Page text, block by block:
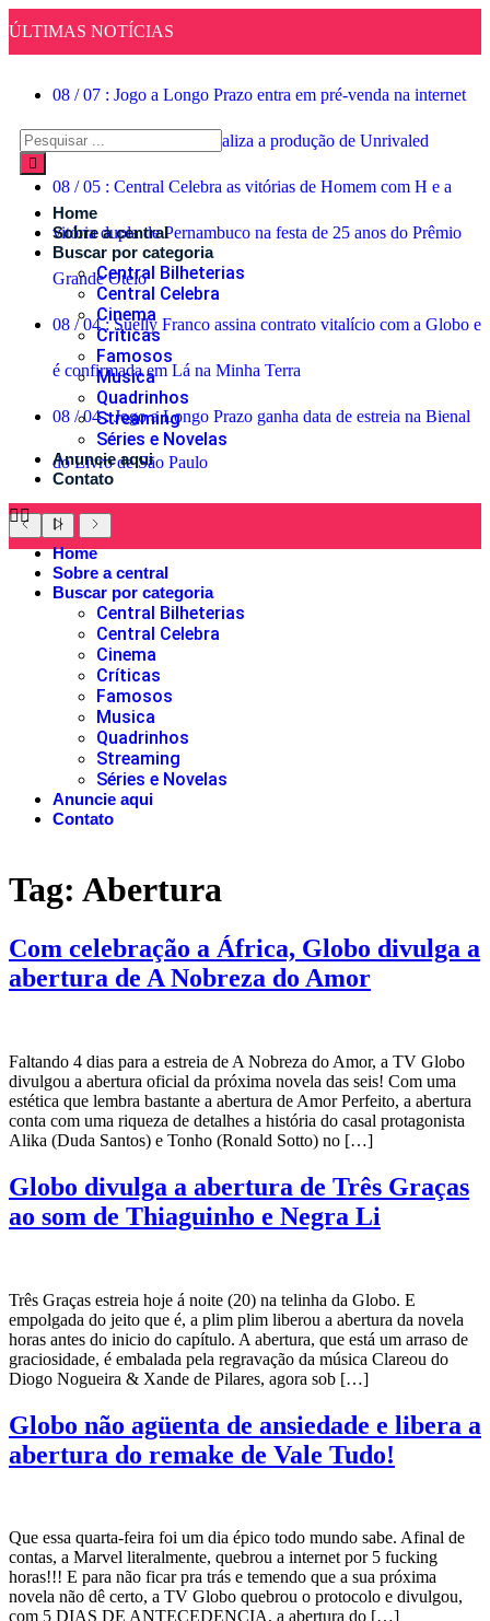
ÚLTIMAS NOTÍCIAS
08 / 07 : Jogo a Longo Prazo entra em pré-venda na internet
08 / 06 Rachel Reid finaliza a produção de Unrivaled
08 / 05 : Central Celebra as vitórias de Homem com H e a
vitória dupla de Pernambuco na festa de 25 anos do Prêmio
Grande Otelo
08 / 04 : Suelly Franco assina contrato vitalício com a Globo e
é confirmada em Lá na Minha Terra
08 / 04 : Jogo a Longo Prazo ganha data de estreia na Bienal
do Livro de São Paulo
Home
Sobre a central
Buscar por categoria
Central Bilheterias
Central Celebra
Cinema
Críticas
Famosos
Musica
Quadrinhos
Streaming
Séries e Novelas
Anuncie aqui
Contato
Home
Sobre a central
Buscar por categoria
Central Bilheterias
Central Celebra
Cinema
Críticas
Famosos
Musica
Quadrinhos
Streaming
Séries e Novelas
Anuncie aqui
Contato
Tag: Abertura
Com celebração a África, Globo divulga a
abertura de A Nobreza do Amor
Faltando 4 dias para a estreia de A Nobreza do Amor, a TV Globo
divulgou a abertura oficial da próxima novela das seis! Com uma
estética que lembra bastante a abertura de Amor Perfeito, a abertura
conta com uma riqueza de detalhes a história do casal protagonista
Alika (Duda Santos) e Tonho (Ronald Sotto) no […]
Globo divulga a abertura de Três Graças
ao som de Thiaguinho e Negra Li
Três Graças estreia hoje á noite (20) na telinha da Globo. E
empolgada do jeito que é, a plim plim liberou a abertura da novela
horas antes do inicio do capítulo. A abertura, que está um arraso de
graciosidade, é embalada pela regravação da música Clareou do
Diogo Nogueira & Xande de Pilares, agora sob […]
Globo não agüenta de ansiedade e libera a
abertura do remake de Vale Tudo!
Que essa quarta-feira foi um dia épico todo mundo sabe. Afinal de
contas, a Marvel literalmente, quebrou a internet por 5 fucking
horas!!! E para não ficar pra trás e temendo que a sua próxima
novela não dê certo, a TV Globo quebrou o protocolo e divulgou,
com 5 DIAS DE ANTECEDENCIA, a abertura do […]